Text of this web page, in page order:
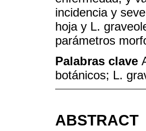
incidencia y
hoja y L.
parámetros
Palabras clave
botánicos; L.
ABSTRACT